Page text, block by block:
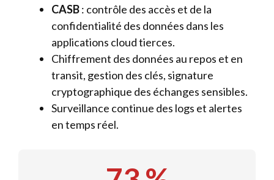
CASB: contrôle des accès et de la
confidentialité des données dans les
applications cloud tierces.
Chiffrement des données au repos et en
transit, gestion des clés, signature
cryptographique des échanges sensibles.
Surveillance continue des logs et alertes
en temps réel.